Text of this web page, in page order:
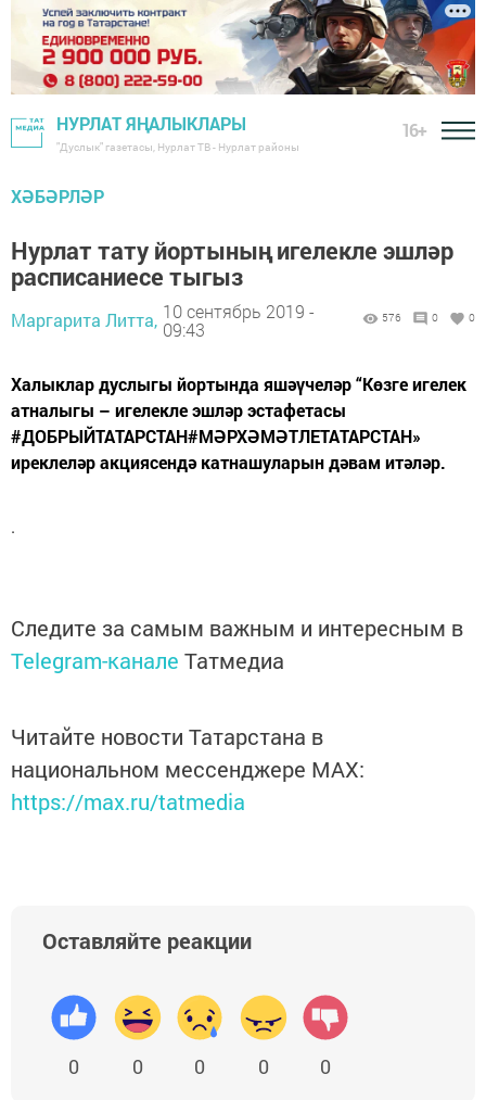
НУРЛАТ ЯҢАЛЫКЛАРЫ
"Дуслык" газетасы, Нурлат ТВ - Нурлат районы
16+
ХӘБӘРЛӘР
Нурлат тату йортының игелекле эшләр
расписаниесе тыгыз
Маргарита Литта, 10 сентябрь 2019 -
09:43
576 0 0
Халыклар дуслыгы йортында яшәүчеләр “Көзге игелек
атналыгы – игелекле эшләр эстафетасы
#ДОБРЫЙТАТАРСТАН#МӘРХӘМӘТЛЕТАТАРСТАН»
иреклеләр акциясендә катнашуларын дәвам итәләр.
.
Следите за самым важным и интересным в
Telegram-канале Татмедиа
Читайте новости Татарстана в
национальном мессенджере MАХ:
https://max.ru/tatmedia
Оставляйте реакции
0 0 0 0 0